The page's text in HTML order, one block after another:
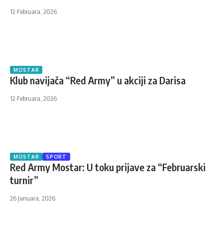
12 Februara, 2026
MOSTAR
Klub navijača “Red Army” u akciji za Darisa
12 Februara, 2026
MOSTAR SPORT
Red Army Mostar: U toku prijave za “Februarski
turnir”
26 Januara, 2026